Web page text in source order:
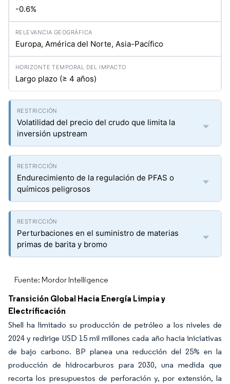
-0.6%
Europa, América del Norte, Asia-Pacífico
Largo plazo (≥ 4 años)
Volatilidad del precio del crudo que limita la
inversión upstream
Endurecimiento de la regulación de PFAS o
químicos peligrosos
Perturbaciones en el suministro de materias
primas de barita y bromo
Fuente: Mordor Intelligence
Transición Global Hacia Energía Limpia y
Electrificación
Shell ha limitado su producción de petróleo a los niveles de
2024 y redirige USD 15 mil millones cada año hacia iniciativas
de bajo carbono. BP planea una reducción del 25% en la
producción de hidrocarburos para 2030, una medida que
recorta los presupuestos de perforación y, por extensión, la